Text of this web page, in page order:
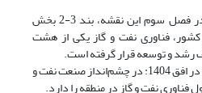
ت) نقشه جامع علمی کشور: در فصل سوم این نقشه، بند 3-2 بخش
کشور، فناوری نفت و گاز یکی از هشت
رشد و توسعه قرار گرفته است.
ث) چشم‌انداز صنعت نفت و گاز در افق 1404: در چشم‌انداز صنعت نفت و